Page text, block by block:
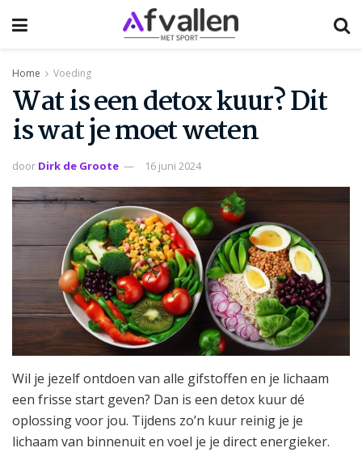
Home Voeding
Wat is een detox kuur? Dit
is wat je moet weten
door Dirk de Groote 16 juni 2024
Wil je jezelf ontdoen van alle gifstoffen en je lichaam
een frisse start geven? Dan is een detox kuur dé
oplossing voor jou. Tijdens zo’n kuur reinig je je
lichaam van binnenuit en voel je je direct energieker.